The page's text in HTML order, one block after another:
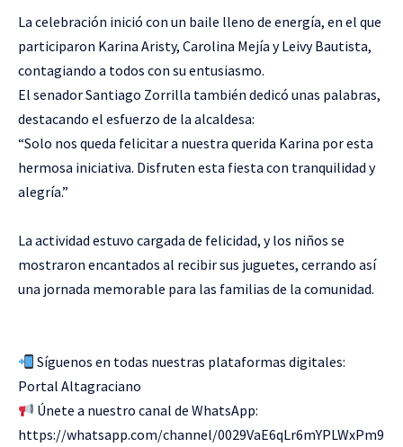
La celebración inició con un baile lleno de energía, en el que
participaron Karina Aristy, Carolina Mejía y Leivy Bautista,
contagiando a todos con su entusiasmo.
El senador Santiago Zorrilla también dedicó unas palabras,
destacando el esfuerzo de la alcaldesa:
“Solo nos queda felicitar a nuestra querida Karina por esta
hermosa iniciativa. Disfruten esta fiesta con tranquilidad y
alegría.”
La actividad estuvo cargada de felicidad, y los niños se
mostraron encantados al recibir sus juguetes, cerrando así
una jornada memorable para las familias de la comunidad.
Síguenos en todas nuestras plataformas digitales:
Portal Altagraciano
Únete a nuestro canal de WhatsApp:
https://whatsapp.com/channel/0029VaE6qLr6mYPLWxPm9